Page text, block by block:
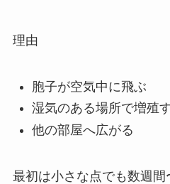
理由
胞子が空気中に飛ぶ
湿気のある場所で増殖
他の部屋へ広がる
最初は小さな点でも数週間